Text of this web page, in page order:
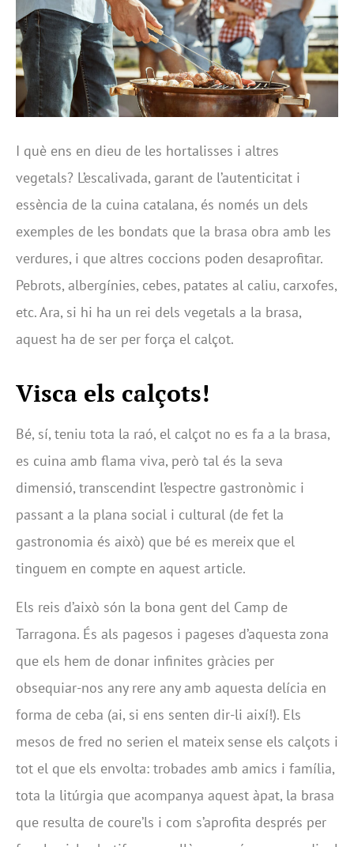
I què ens en dieu de les hortalisses i altres
vegetals? L’escalivada, garant de l’autenticitat i
essència de la cuina catalana, és només un dels
exemples de les bondats que la brasa obra amb les
verdures, i que altres coccions poden desaprofitar.
Pebrots, albergínies, cebes, patates al caliu, carxofes,
etc. Ara, si hi ha un rei dels vegetals a la brasa,
aquest ha de ser per força el calçot.
Visca els calçots!
Bé, sí, teniu tota la raó, el calçot no es fa a la brasa,
es cuina amb flama viva, però tal és la seva
dimensió, transcendint l’espectre gastronòmic i
passant a la plana social i cultural (de fet la
gastronomia és això) que bé es mereix que el
tinguem en compte en aquest article.
Els reis d’això són la bona gent del Camp de
Tarragona. És als pagesos i pageses d’aquesta zona
que els hem de donar infinites gràcies per
obsequiar-nos any rere any amb aquesta delícia en
forma de ceba (ai, si ens senten dir-li així!). Els
mesos de fred no serien el mateix sense els calçots i
tot el que els envolta: trobades amb amics i família,
tota la litúrgia que acompanya aquest àpat, la brasa
que resulta de coure’ls i com s’aprofita després per